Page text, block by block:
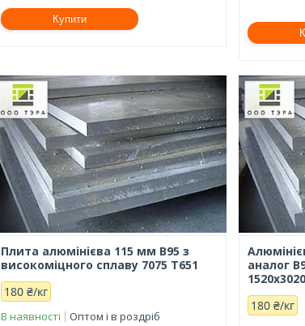
Купити
Плита алюмінієва 115 мм В95 з
високоміцного сплаву 7075 Т651
180 ₴/кг
В наявності Оптом і в роздріб
аналог
180 ₴/кг